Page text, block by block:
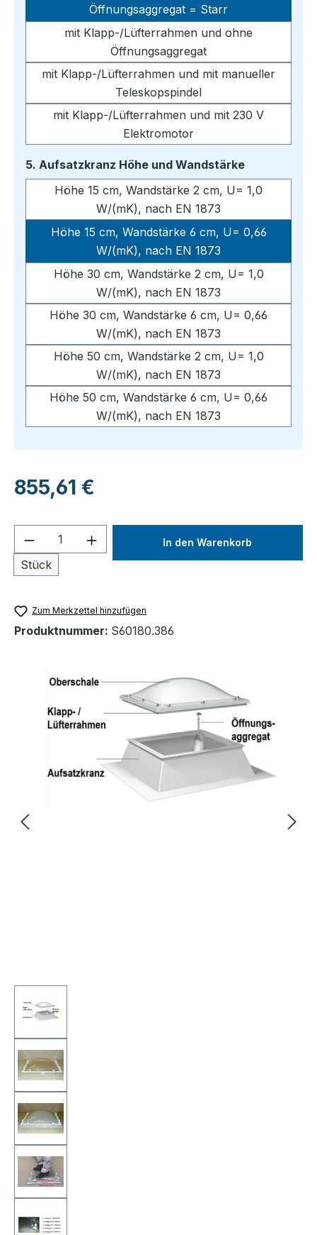
Öffnungsaggregat = Starr
mit Klapp-/Lüfterrahmen und ohne
Öffnungsaggregat
mit Klapp-/Lüfterrahmen und mit manueller
Teleskopspindel
mit Klapp-/Lüfterrahmen und mit 230 V
Elektromotor
5. Aufsatzkranz Höhe und Wandstärkeauswählen
Höhe 15 cm, Wandstärke 2 cm, U= 1,0
W/(mK), nach EN 1873
Höhe 15 cm, Wandstärke 6 cm, U= 0,66
W/(mK), nach EN 1873
Höhe 30 cm, Wandstärke 2 cm, U= 1,0
W/(mK), nach EN 1873
Höhe 30 cm, Wandstärke 6 cm, U= 0,66
W/(mK), nach EN 1873
Höhe 50 cm, Wandstärke 2 cm, U= 1,0
W/(mK), nach EN 1873
Höhe 50 cm, Wandstärke 6 cm, U= 0,66
W/(mK), nach EN 1873
Regulärer Preis:
855,61 €
Produkt Anzahl: Gib den
Stück
In den Warenkorb
Zum Merkzettel hinzufügen
Produktnummer: S60180.386